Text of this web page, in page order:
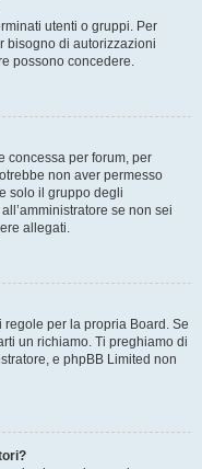
utenti o gruppi. Per
bisogno di autorizzazioni
possono concedere.
concessa per forum, per
non aver permesso
solo il gruppo degli
se non sei
allegati.
per la propria Board. Se
un richiamo. Ti preghiamo di
e phpBB Limited non